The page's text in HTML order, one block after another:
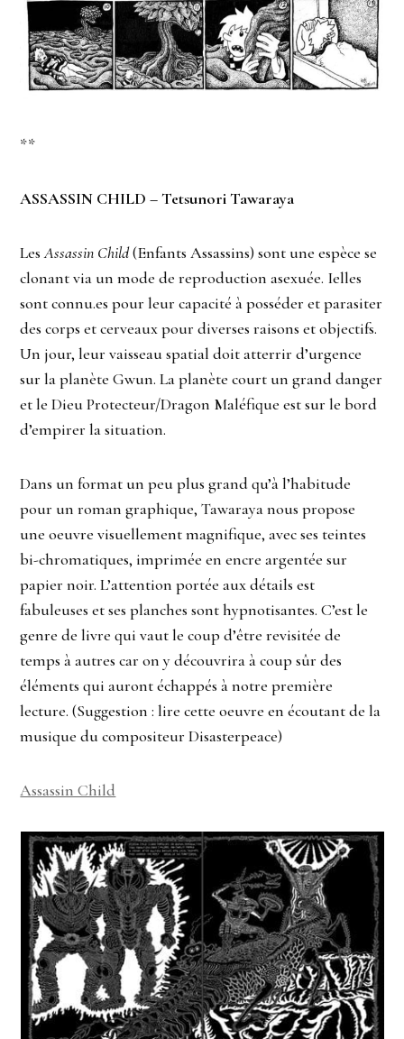
**
ASSASSIN CHILD – Tetsunori Tawaraya
LesAssassin Child(Enfants Assassins) sont une espèce se
clonant via un mode de reproduction asexuée. Ielles
sont connu.es pour leur capacité à posséder et parasiter
des corps et cerveaux pour diverses raisons et objectifs.
Un jour, leur vaisseau spatial doit atterrir d’urgence
sur la planète Gwun. La planète court un grand danger
et le Dieu Protecteur/Dragon Maléfique est sur le bord
d’empirer la situation.
Dans un format un peu plus grand qu’à l’habitude
pour un roman graphique, Tawaraya nous propose
une oeuvre visuellement magnifique, avec ses teintes
bi-chromatiques, imprimée en encre argentée sur
papier noir. L’attention portée aux détails est
fabuleuses et ses planches sont hypnotisantes. C’est le
genre de livre qui vaut le coup d’être revisitée de
temps à autres car on y découvrira à coup sûr des
éléments qui auront échappés à notre première
lecture. (Suggestion : lire cette oeuvre en écoutant de la
musique du compositeur Disasterpeace)
Assassin Child